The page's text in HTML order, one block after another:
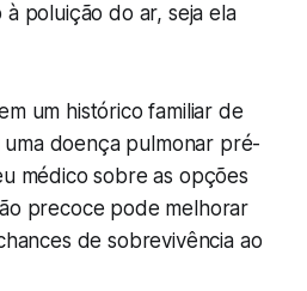
à poluição do ar, seja ela
um histórico familiar de
doença pulmonar pré-
médico sobre as opções
precoce pode melhorar
de sobrevivência ao